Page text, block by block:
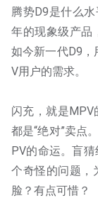
腾势D9是什么
年的现象级产品
如今新一代D9，
V用户的需求。
闪充，就是
都是“绝对”卖点
PV的命运。盲
个奇怪的问题，
脸？有点可惜？